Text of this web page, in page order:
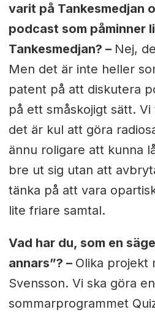
varit på Tankesmedjan
podcast som påminner
Tankesmedjan? – Nej,
Men det är inte heller
patent på att diskutera
på ett småskojigt sätt.
det är kul att göra
ännu roligare att kunna
bre ut sig utan att
tänka på att vara
lite friare samtal.
Vad har du, som en
annars”? – Olika projekt
Svensson. Vi ska göra
sommarprogrammet